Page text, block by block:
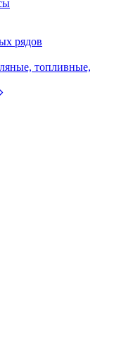
рядов
топливные,